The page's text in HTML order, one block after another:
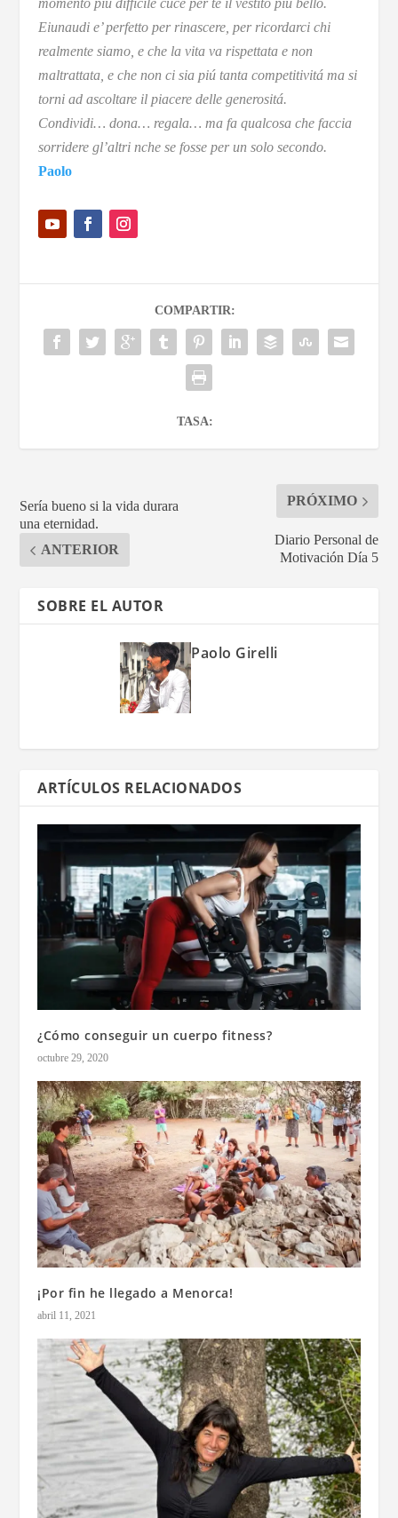
Eiunaudi e’ perfetto per rinascere, per ricordarci chi
realmente siamo, e che la vita va rispettata e non
maltrattata, e che non ci sia piú tanta competitivitá ma si
torni ad ascoltare il piacere delle generositá.
Condividi… dona… regala… ma fa qualcosa che faccia
sorridere gl’altri nche se fosse per un solo secondo.
Paolo
COMPARTIR:
TASA:
Sería bueno si la vida durara
una eternidad.
ANTERIOR
PRÓXIMO
Diario Personal de
Motivación Día 5
SOBRE EL AUTOR
Paolo Girelli
ARTÍCULOS RELACIONADOS
¿Cómo conseguir un cuerpo fitness?
octubre 29, 2020
¡Por fin he llegado a Menorca!
abril 11, 2021